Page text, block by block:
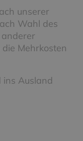
unserer
Wahl des
Mehrkosten
ins Ausland